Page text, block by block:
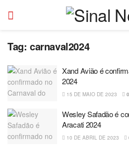
Tag: carnaval2024
Xand Avião é
2024
15 DE MAIO DE 2023 0
Wesley Safadão é
Aracati 2024
10 DE ABRIL DE 2023